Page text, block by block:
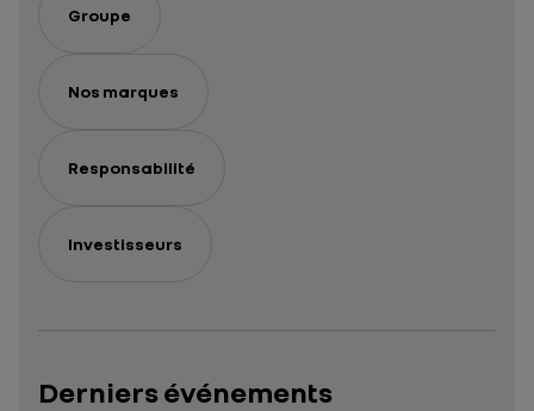
Groupe
Nos marques
Responsabilité
Investisseurs
Derniers événements